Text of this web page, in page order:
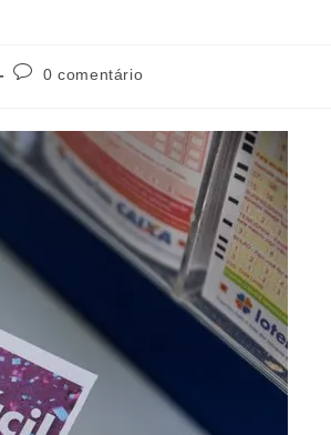
0 comentário